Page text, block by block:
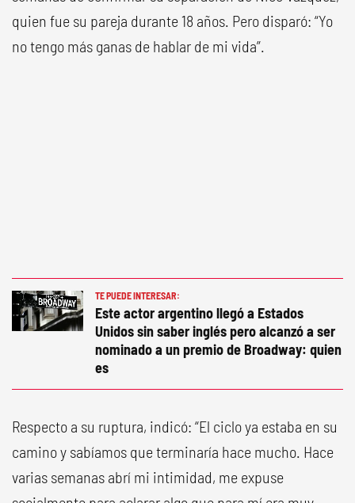
quien fue su pareja durante 18 años. Pero disparó: “Yo
no tengo más ganas de hablar de mi vida”.
TE PUEDE INTERESAR:
Este actor argentino llegó a Estados
Unidos sin saber inglés pero alcanzó a ser
nominado a un premio de Broadway: quien
es
Respecto a su ruptura, indicó: “El ciclo ya estaba en su
camino y sabíamos que terminaría hace mucho. Hace
varias semanas abrí mi intimidad, me expuse